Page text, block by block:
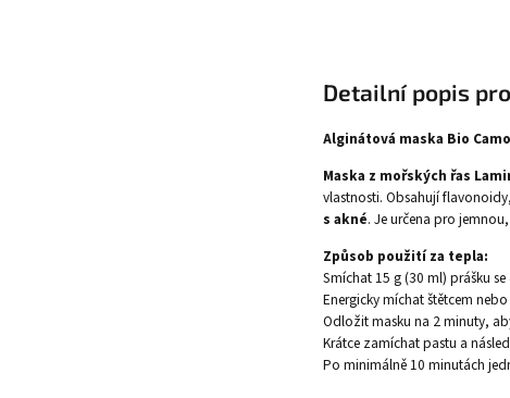
Detailní popis
Alginátová maska Bio
Maska z mořských řas
vlastnosti. Obsahují
s akné. Je určena pro
Způsob použití za tepla:
Smíchat 15 g (30 ml) prášku
Energicky míchat štětcem
Odložit masku na 2 minuty,
Krátce zamíchat pastu a
Po minimálně 10 minutách